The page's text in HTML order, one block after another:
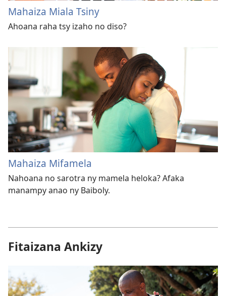
Mahaiza Miala Tsiny
Ahoana raha tsy izaho no diso?
Mahaiza Mifamela
Nahoana no sarotra ny mamela heloka? Afaka
manampy anao ny Baiboly.
Fitaizana Ankizy